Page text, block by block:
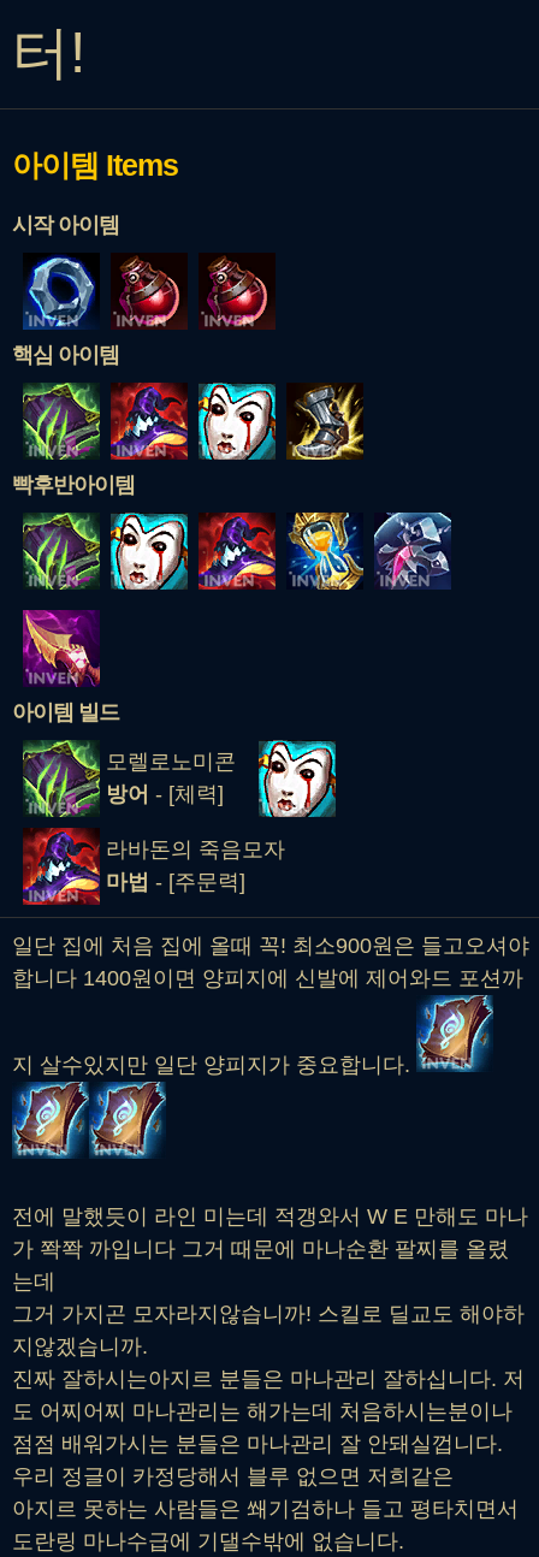
터!
아이템 Items
시작 아이템
핵심 아이템
빡후반아이템
아이템 빌드
모렐로노미콘
방어 - [체력]
라바돈의 죽음모자
마법 - [주문력]
일단 집에 처음 집에 올때 꼭! 최소900원은 들고오셔야
합니다 1400원이면 양피지에 신발에 제어와드 포션까
지 살수있지만 일단 양피지가 중요합니다.
전에 말했듯이 라인 미는데 적갱와서 W E 만해도 마나
가 쫙쫙 까입니다 그거 때문에 마나순환 팔찌를 올렸
는데
그거 가지곤 모자라지않습니까! 스킬로 딜교도 해야하
지않겠습니까.
진짜 잘하시는아지르 분들은 마나관리 잘하십니다. 저
도 어찌어찌 마나관리는 해가는데 처음하시는분이나
점점 배워가시는 분들은 마나관리 잘 안돼실껍니다.
우리 정글이 카정당해서 블루 없으면 저희같은
아지르 못하는 사람들은 쐐기검하나 들고 평타치면서
도란링 마나수급에 기댈수밖에 없습니다.